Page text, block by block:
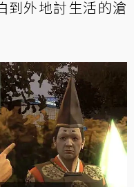
到外地討生活的滄